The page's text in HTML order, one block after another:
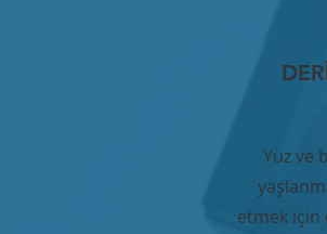
Yüz ve
etmek için